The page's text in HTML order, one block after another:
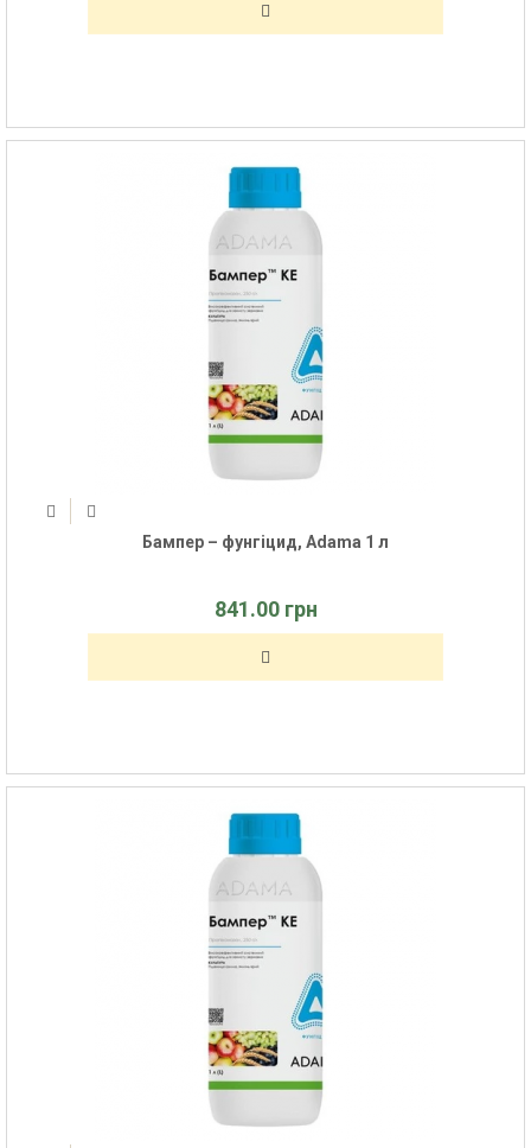
Бампер – фунгіцид, Adama 1 л
841.00 грн